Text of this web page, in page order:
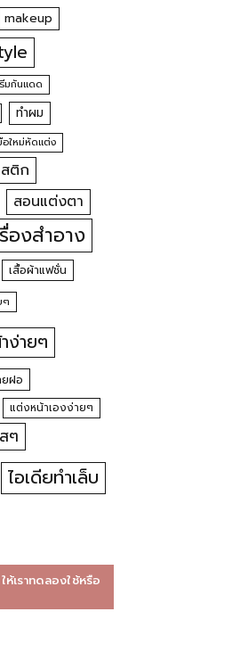
makeup
มกันแดด
ทำผม
อใหม่หัดแต่ง
ติก
สอนแต่งตา
องสำอาง
เสื้อผ้าแฟชั่น
ๆ
ง่ายๆ
ฝอ
แต่งหน้าเองง่ายๆ
ๆ
ไอเดียทำเล็บ
เราทดลองใช้หรือ